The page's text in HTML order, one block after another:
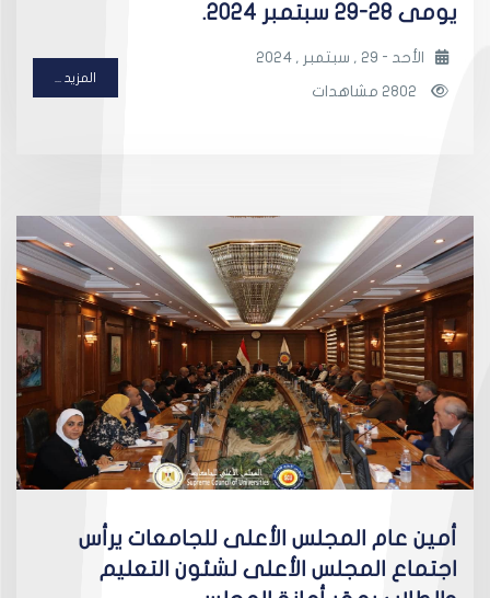
يومى 28-29 سبتمبر 2024.
الأحد - 29 , سبتمبر , 2024
المزيد ...
أمين عام المجلس الأعلى للجامعات يرأس
اجتماع المجلس الأعلى لشئون التعليم